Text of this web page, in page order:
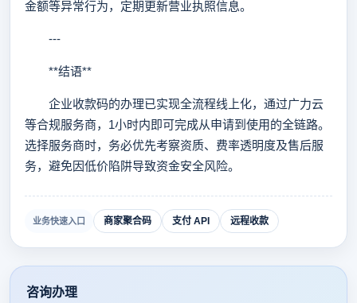
金额等异常行为，定期更新营业执照信息。
---
**结语**
企业收款码的办理已实现全流程线上化，通过广力云
等合规服务商，1小时内即可完成从申请到使用的全链路。
选择服务商时，务必优先考察资质、费率透明度及售后服
务，避免因低价陷阱导致资金安全风险。
业务快速入口 商家聚合码 支付 API 远程收款
咨询办理